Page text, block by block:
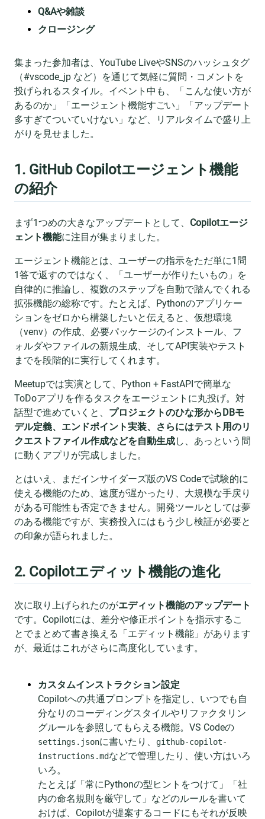
Q&Aや雑談
クロージング
集まった参加者は、YouTube LiveやSNSのハッシュタグ
（#vscode_jp など）を通じて気軽に質問・コメントを
投げられるスタイル。イベント中も、「こんな使い方が
あるのか」「エージェント機能すごい」「アップデート
多すぎてついていけない」など、リアルタイムで盛り上
がりを見せました。
1. GitHub Copilotエージェント機能
の紹介
まず1つめの大きなアップデートとして、 Copilotエージ
ェント機能に注目が集まりました。
エージェント機能とは、ユーザーの指示をただ単に1問
1答で返すのではなく、「ユーザーが作りたいもの」を
自律的に推論し、複数のステップを自動で踏んでくれる
拡張機能の総称です。たとえば、Pythonのアプリケー
ションをゼロから構築したいと伝えると、仮想環境
（venv）の作成、必要パッケージのインストール、フ
ォルダやファイルの新規生成、そしてAPI実装やテスト
までを段階的に実行してくれます。
Meetupでは実演として、Python + FastAPIで簡単な
ToDoアプリを作るタスクをエージェントに丸投げ。対
話型で進めていくと、 プロジェクトのひな形からDBモ
デル定義、エンドポイント実装、さらにはテスト用のリ
クエストファイル作成などを自動生成し、あっという間
に動くアプリが完成しました。
とはいえ、まだインサイダーズ版のVS Codeで試験的に
使える機能のため、速度が遅かったり、大規模な手戻り
がある可能性も否定できません。開発ツールとしては夢
のある機能ですが、実務投入にはもう少し検証が必要と
の印象が語られました。
2. Copilotエディット機能の進化
次に取り上げられたのがエディット機能のアップデート
です。Copilotには、差分や修正ポイントを指示するこ
とでまとめて書き換える「エディット機能」があります
が、最近はこれがさらに高度化しています。
カスタムインストラクション設定
Copilotへの共通プロンプトを指定し、いつでも自
分なりのコーディングスタイルやリファクタリン
グルールを参照してもらえる機能。VS Codeの
settings.jsonに書いたり、
github-copilot-
instructions.mdなどで管理したり、使い方はいろ
いろ。
たとえば「常にPythonの型ヒントをつけて」「社
内の命名規則を厳守して」などのルールを書いて
おけば、Copilotが提案するコードにもそれが反映